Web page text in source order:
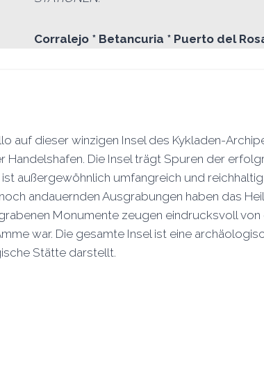
Corralejo * Betancuria * Puerto del
auf dieser winzigen Insel des Kykladen-
Die Insel trägt Spuren der
außergewöhnlich umfangreich und
andauernden Ausgrabungen haben das
Monumente zeugen eindrucksvoll
war. Die gesamte Insel ist eine
Stätte darstellt.